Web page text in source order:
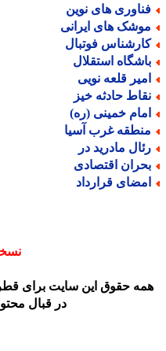
های نوین
های ایرانی
فوتبال
استقلال
قلعه نویی
حادثه خیز
خمینی (ره)
غرب آسیا
مادرید در
اقتصادی
قرارداد
نسخه
حقوق این سایت برای
در قبال